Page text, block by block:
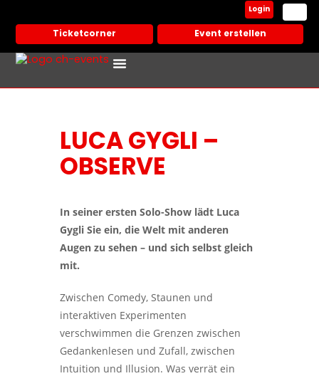
Ticketcorner Event erstellen
Login
LUCA GYGLI –
OBSERVE
In seiner ersten Solo-Show lädt Luca
Gygli Sie ein, die Welt mit anderen
Augen zu sehen – und sich selbst gleich
mit.
Zwischen Comedy, Staunen und
interaktiven Experimenten
verschwimmen die Grenzen zwischen
Gedankenlesen und Zufall, zwischen
Intuition und Illusion. Was verrät ein